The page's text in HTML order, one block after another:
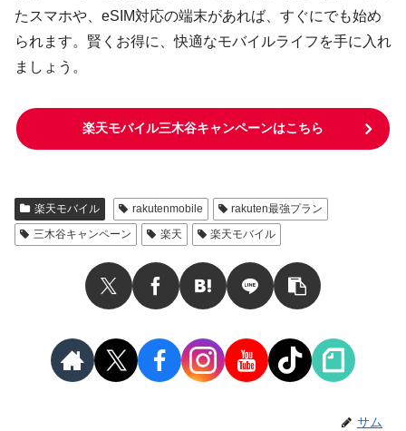
たスマホや、eSIM対応の端末があれば、すぐにでも始め
られます。賢くお得に、快適なモバイルライフを手に入れ
ましょう。
楽天モバイル三木谷キャンペーンはこちら
楽天モバイル rakutenmobile
rakuten最強プラン
三木谷キャンペーン
楽天 楽天モバイル
サム